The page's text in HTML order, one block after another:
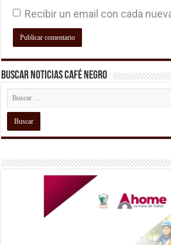
Recibir un email con cada
Buscar Noticias Café Negro